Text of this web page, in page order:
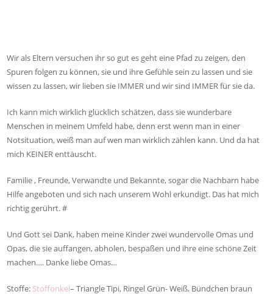
Wir als Eltern versuchen ihr so gut es geht eine Pfad zu zeigen, den
Spuren folgen zu können, sie und ihre Gefühle sein zu lassen und sie
wissen zu lassen, wir lieben sie IMMER und wir sind IMMER für sie da.
Ich kann mich wirklich glücklich schätzen, dass sie wunderbare
Menschen in meinem Umfeld habe, denn erst wenn man in einer
Notsituation, weiß man auf wen man wirklich zählen kann. Und da hat
mich KEINER enttäuscht.
Familie , Freunde, Verwandte und Bekannte, sogar die Nachbarn habe
Hilfe angeboten und sich nach unserem Wohl erkundigt. Das hat mich
richtig gerührt. #
Und Gott sei Dank, haben meine Kinder zwei wundervolle Omas und
Opas, die sie auffangen, abholen, bespaßen und ihre eine schöne Zeit
machen…. Danke liebe Omas…
Stoffe: Stoffonkel– Triangle Tipi, Ringel Grün- Weiß, Bündchen braun